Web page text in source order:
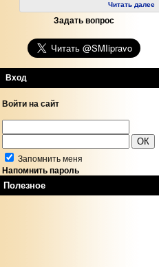
Читать далее
Задать вопрос
Вход
Войти на сайт
Запомнить меня
Напомнить пароль
Полезное